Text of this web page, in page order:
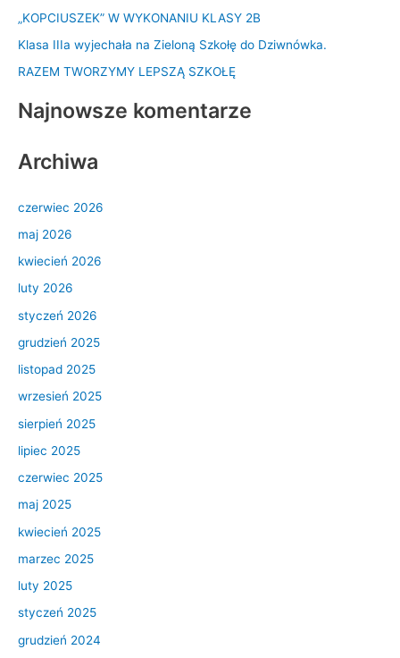
d
l
„KOPCIUSZEK” W WYKONANIU KLASY 2B
Klasa IIIa wyjechała na Zieloną Szkołę do Dziwnówka.
RAZEM TWORZYMY LEPSZĄ SZKOŁĘ
Najnowsze komentarze
Archiwa
czerwiec 2026
maj 2026
kwiecień 2026
luty 2026
styczeń 2026
grudzień 2025
listopad 2025
wrzesień 2025
sierpień 2025
lipiec 2025
czerwiec 2025
maj 2025
kwiecień 2025
marzec 2025
luty 2025
styczeń 2025
grudzień 2024